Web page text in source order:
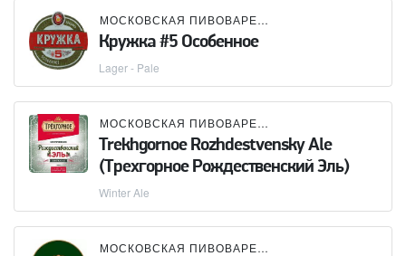
МОСКОВСКАЯ ПИВОВАРЕННАЯ КОМПАНИЯ (МПК)
Кружка #5 Особенное
Lager - Pale
МОСКОВСКАЯ ПИВОВАРЕННАЯ КОМПАНИЯ (МПК)
Trekhgornoe Rozhdestvensky Ale
(Трехгорное Рождественский Эль)
Winter Ale
МОСКОВСКАЯ ПИВОВАРЕННАЯ КОМПАНИЯ (МПК)